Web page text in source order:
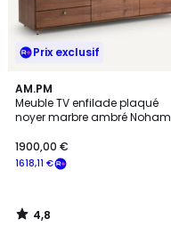
Prix exclusif
AM.PM
Meuble TV enfilade plaqué
noyer marbre ambré Noham
1618,11 €
1900,00 €
4,8
/ 5
4,8
/